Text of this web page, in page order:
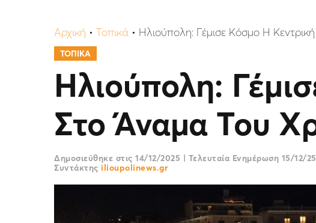
Αρχική • Τοπικά • Ηλιούπολη: Γέμισε Κόσμο Η
ΤΟΠΙΚΑ
Ηλιούπολη:
Στο Άναμα Του
Δημοσιεύθηκε στις 14/12/2025 | Τελευταία Ενημέρωση 15/12/
Συντάκτης ilioupolinews.gr